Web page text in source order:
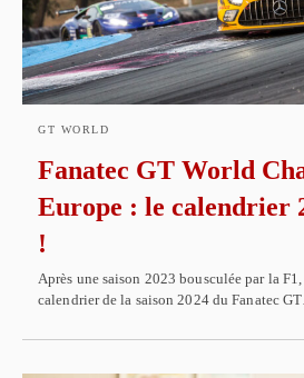
GT WORLD
Fanatec GT World
Europe : le calendrier
!
Après une saison 2023 bousculée par la
calendrier de la saison 2024 du Fanatec